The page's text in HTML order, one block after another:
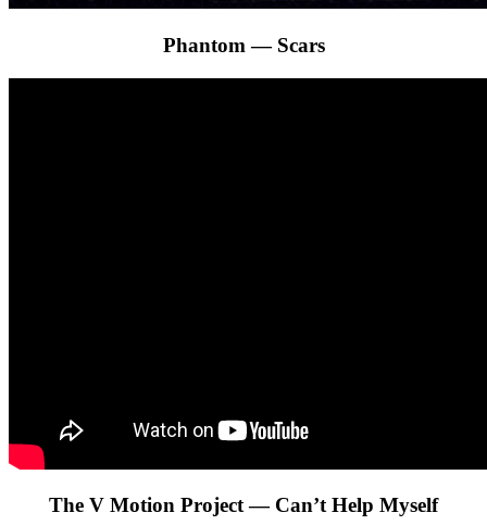
Phantom — Scars
The V Motion Project — Can’t Help Myself